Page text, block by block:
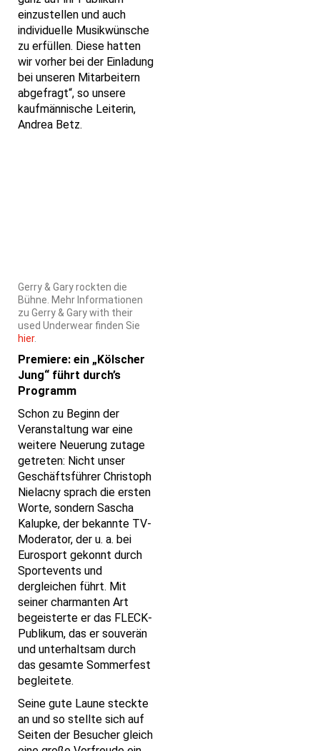
einzustellen und auch
individuelle Musikwünsche
zu erfüllen. Diese hatten
wir vorher bei der Einladung
bei unseren Mitarbeitern
abgefragt“, so unsere
kaufmännische Leiterin,
Andrea Betz.
Gerry & Gary rockten die
Bühne. Mehr Informationen
zu Gerry & Gary with their
used Underwear finden Sie
hier.
Premiere: ein „Kölscher
Jung“ führt durch’s
Programm
Schon zu Beginn der
Veranstaltung war eine
weitere Neuerung zutage
getreten: Nicht unser
Geschäftsführer Christoph
Nielacny sprach die ersten
Worte, sondern Sascha
Kalupke, der bekannte TV-
Moderator, der u. a. bei
Eurosport gekonnt durch
Sportevents und
dergleichen führt. Mit
seiner charmanten Art
begeisterte er das FLECK-
Publikum, das er souverän
und unterhaltsam durch
das gesamte Sommerfest
begleitete.
Seine gute Laune steckte
an und so stellte sich auf
Seiten der Besucher gleich